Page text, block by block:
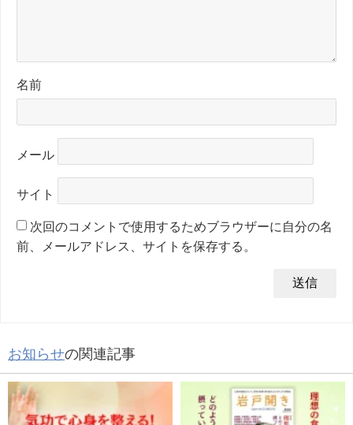
名前
メール
サイト
次回のコメントで使用するためブラウザーに自分の名
前、メールアドレス、サイトを保存する。
お知らせの関連記事